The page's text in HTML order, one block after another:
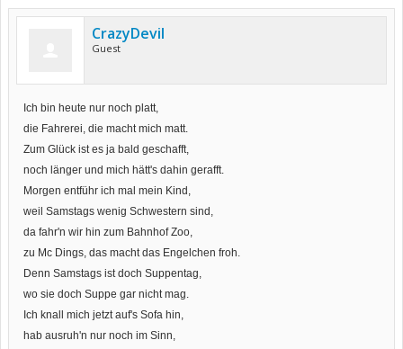
CrazyDevil
Guest
Ich bin heute nur noch platt,
die Fahrerei, die macht mich matt.
Zum Glück ist es ja bald geschafft,
noch länger und mich hätt's dahin gerafft.
Morgen entführ ich mal mein Kind,
weil Samstags wenig Schwestern sind,
da fahr'n wir hin zum Bahnhof Zoo,
zu Mc Dings, das macht das Engelchen froh.
Denn Samstags ist doch Suppentag,
wo sie doch Suppe gar nicht mag.
Ich knall mich jetzt auf's Sofa hin,
hab ausruh'n nur noch im Sinn,